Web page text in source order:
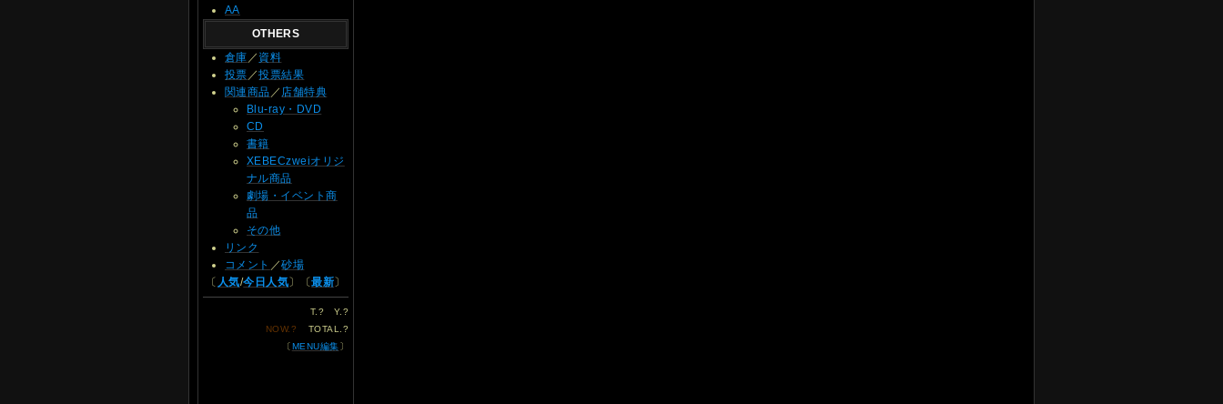
AA
OTHERS
倉庫 ／ 資料
投票 ／投票結果
関連商品 ／ 店舗特典
Blu-ray・DVD
CD
書籍
XEBECzweiオリジ
ナル商品
劇場・イベント商
品
その他
リンク
コメント ／砂場
〔 人気/今日人気〕〔最新〕
T. ? Y. ?
NOW.? TOTAL. ?
〔MENU編集〕